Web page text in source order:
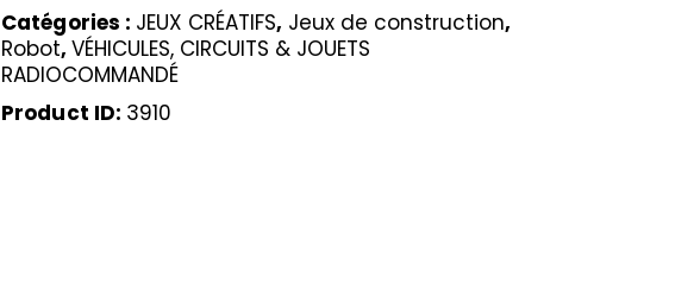
Catégories : JEUX CRÉATIFS, Jeux de construction,
Robot,VÉHICULES, CIRCUITS & JOUETS
RADIOCOMMANDÉ
Product ID: 3910